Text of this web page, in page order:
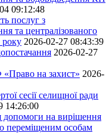
09:12:48
послуг з
та централізованого
року 2026-02-27 08:43:39
2026-02-27
на захист» 2026-
сесії селищної ради
14:26:00
допомоги на вирішення
переміщеним особам